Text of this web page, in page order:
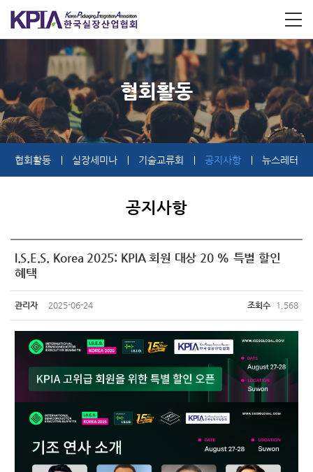
협회활동
협회활동 실장세미나 기술교류회 공지사항 뉴스레터
공지사항
I.S.E.S. Korea 2025: KPIA 회원 대상 20 % 특별 할인
혜택
관리자 2025-06-24 조회수 1,568